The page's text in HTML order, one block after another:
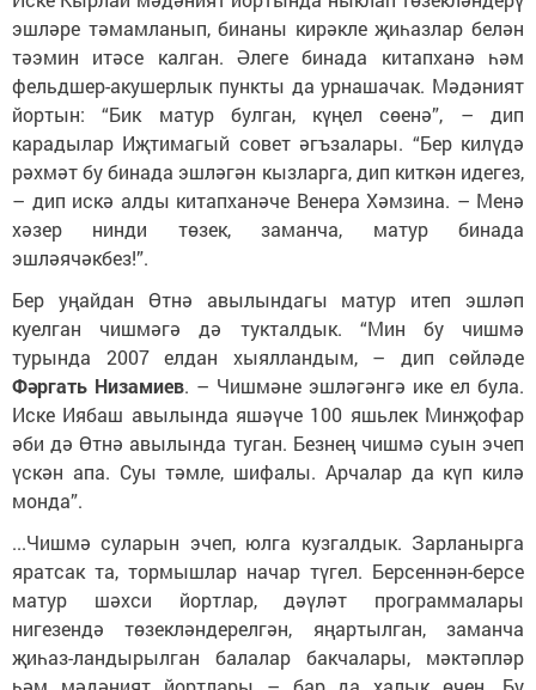
эшләре тәмамланып, бинаны кирәкле җиһазлар белән
тәэмин итәсе калган. Әлеге бинада китапханә һәм
фельдшер-акушерлык пункты да урнашачак. Мәдәният
йортын: “Бик матур булган, күңел сөенә”, – дип
карадылар Иҗтимагый совет әгъзалары. “Бер килүдә
рәхмәт бу бинада эшләгән кызларга, дип киткән идегез,
– дип искә алды китапханәче Венера Хәмзина. – Менә
хәзер нинди төзек, заманча, матур бинада
эшләячәкбез!”.
Бер уңайдан Өтнә авылындагы матур итеп эшләп
куелган чишмәгә дә тукталдык. “Мин бу чишмә
турында 2007 елдан хыялландым, – дип сөйләде
Фәргать Низамиев. – Чишмәне эшләгәнгә ике ел була.
Иске Иябаш авылында яшәүче 100 яшьлек Минҗофар
әби дә Өтнә авылында туган. Безнең чишмә суын эчеп
үскән апа. Суы тәмле, шифалы. Арчалар да күп килә
монда”.
...Чишмә суларын эчеп, юлга кузгалдык. Зарланырга
яратсак та, тормышлар начар түгел. Берсеннән-берсе
матур шәхси йортлар, дәүләт программалары
нигезендә төзекләндерелгән, яңартылган, заманча
җиһаз-ландырылган балалар бакчалары, мәктәпләр